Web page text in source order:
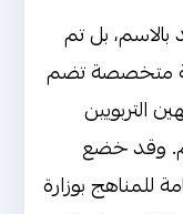
بل تم
متخصصة تضم
التربويين
وقد خضع
للمناهج بوزارة